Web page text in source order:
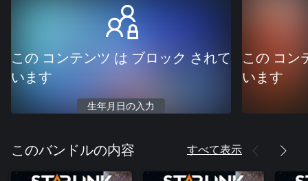
この コンテンツ は ブロック されて
います
生年月日の入力
この コン
います
このバンドルの内容 すべて表示